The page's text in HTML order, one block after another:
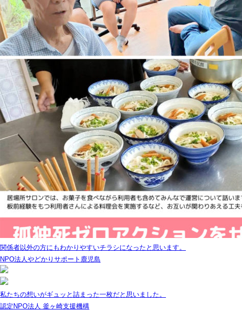
関係者以外の方にもわかりやすいチラシになったと思います。
NPO法人やどかりサポート鹿児島
私たちの想いがギュッと詰まった一枚だと思いました。
認定NPO法人 釜ヶ崎支援機構